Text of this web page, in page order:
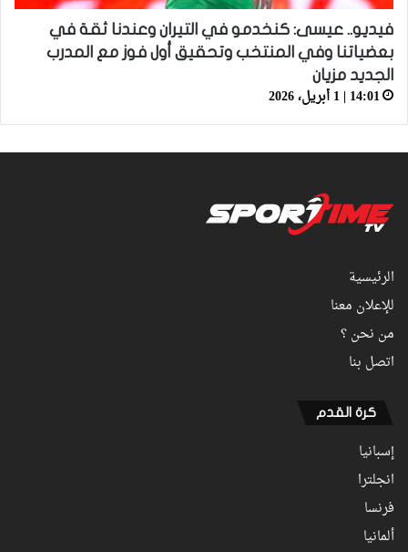
فيديو.. عيسى: كنخدمو في التيران وعندنا ثقة في
بعضياتنا وفي المنتخب وتحقيق أول فوز مع المدرب
الجديد مزيان
14:01 | 1 أبريل، 2026
الرئيسية
للإعلان معنا
من نحن ؟
اتصل بنا
كرة القدم
إسبانيا
انجلترا
فرنسا
ألمانيا